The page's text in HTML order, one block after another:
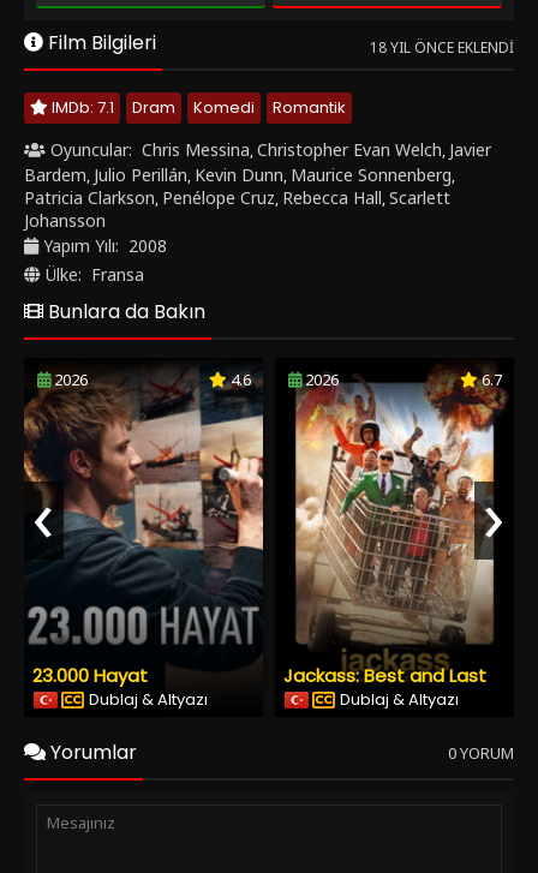
Film Bilgileri 18 YIL ÖNCE EKLENDI
IMDb: 7.1 Dram Komedi
Romantik
Oyuncular: Chris Messina,Christopher Evan Welch, Javier
Bardem, Julio Perillán, Kevin Dunn, Maurice Sonnenberg,
Patricia Clarkson, Penélope Cruz, Rebecca Hall,Scarlett
Johansson
Yapım Yılı: 2008
Ülke: Fransa
Bunlara da Bakın
2026 4.6
23.000 Hayat
Dublaj & Altyazı
2026 6.7
Jackass: Best and Last
Dublaj & Altyazı
‹ ›
Yorumlar 0 YORUM